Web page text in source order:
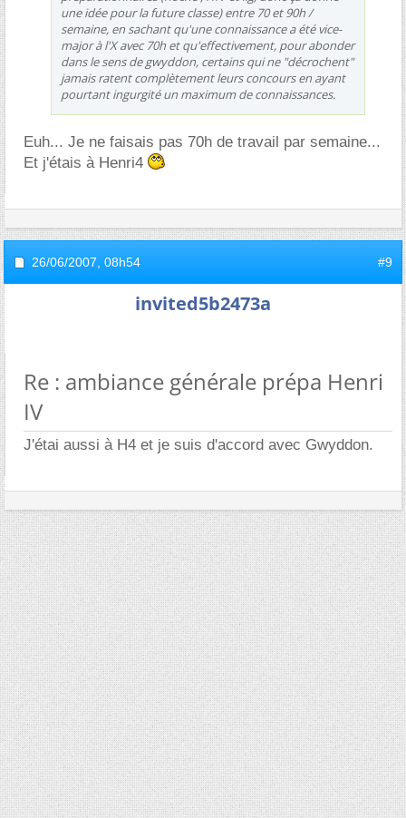
une idée pour la future classe) entre 70 et 90h /
semaine, en sachant qu'une connaissance a été vice-
major à l'X avec 70h et qu'effectivement, pour abonder
dans le sens de gwyddon, certains qui ne "décrochent"
jamais ratent complètement leurs concours en ayant
pourtant ingurgité un maximum de connaissances.
Euh... Je ne faisais pas 70h de travail par semaine...
Et j'étais à Henri4
26/06/2007, 08h54 #9
invited5b2473a
Re : ambiance générale prépa Henri
IV
J'étai aussi à H4 et je suis d'accord avec Gwyddon.